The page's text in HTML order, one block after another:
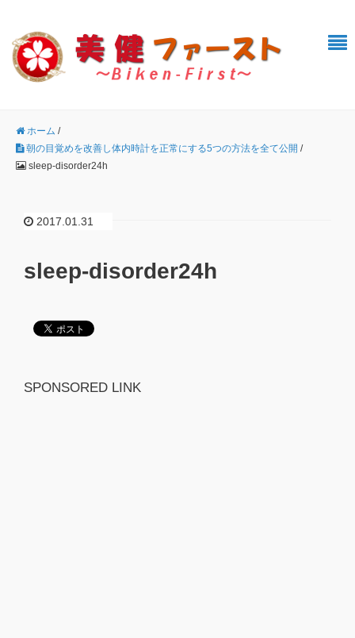
ホーム /
朝の目覚めを改善し体内時計を正常にする5つの方法を全て公開 /
sleep-disorder24h
2017.01.31
sleep-disorder24h
SPONSORED LINK